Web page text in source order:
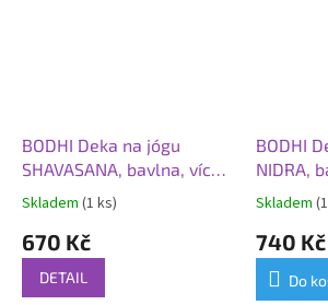
BODHI Deka na jógu
SHAVASANA, bavlna, více
barev, 150 x 200 cm
Skladem (1 ks)
670 Kč
DETAIL
BODHI
NIDRA,
natur/
Skladem
740 Kč
Do